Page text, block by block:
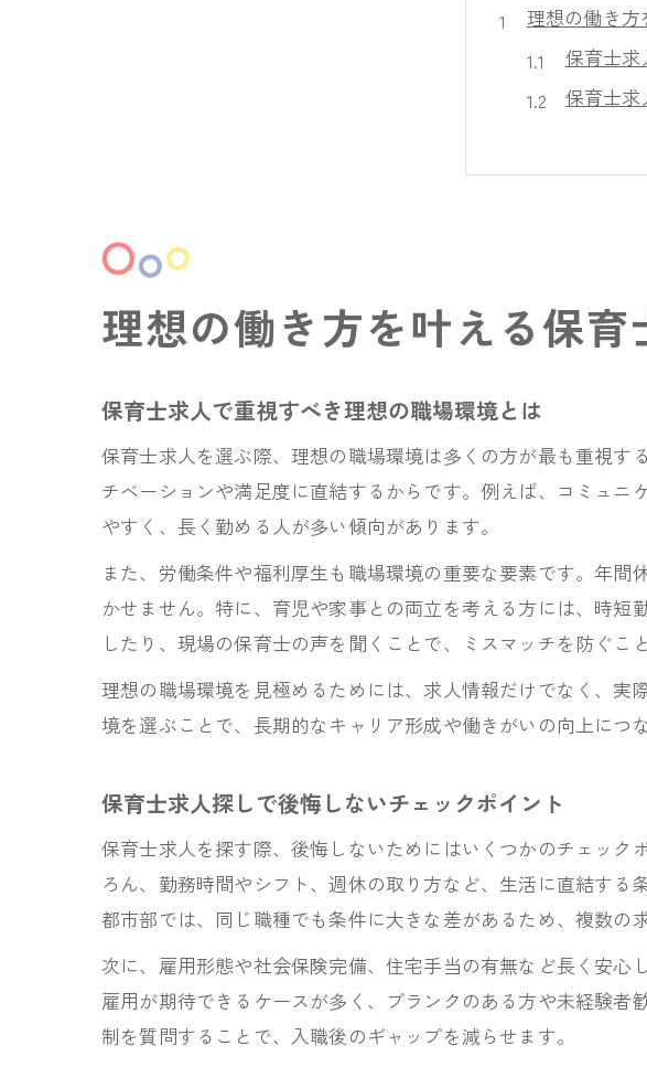
理想の働き
保育士
保育士求
保育士
保育士
保育士
保育士
キャリアア
保育士
保育士
保育士求
保育士
ワークライフ
保育士
保育士
保育士
転職成功へ
保育士
理想の働き方を叶える保
保育士求人で重視すべき理想の職場環境とは
保育士求人を選ぶ際、理想の職場環境は多くの方が最も重視
チベーションや満足度に直結するからです。例えば、コミュ
やすく、長く勤める人が多い傾向があります。
また、労働条件や福利厚生も職場環境の重要な要素です。年
かせません。特に、育児や家事との両立を考える方には、時
したり、現場の保育士の声を聞くことで、ミスマッチを防ぐこ
理想の職場環境を見極めるためには、求人情報だけでなく、
境を選ぶことで、長期的なキャリア形成や働きがいの向上につ
保育士求人探しで後悔しないチェックポイント
保育士求人を探す際、後悔しないためにはいくつかのチェッ
ろん、勤務時間やシフト、週休の取り方など、生活に直結す
都市部では、同じ職種でも条件に大きな差があるため、複数の
次に、雇用形態や社会保険完備、住宅手当の有無など長く安
雇用が期待できるケースが多く、ブランクのある方や未経験
制を質問することで、入職後のギャップを減らせます。